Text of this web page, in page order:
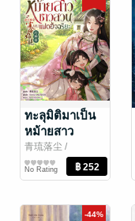
ทะลุมิติมาเป็น
หม้ายสาว
ชาวสวนของ
แฝดอัจฉริยะ
เล่ม 8
青琉落尘 /
Onlybook
นิยายรักจีนโบราณ
No Rating
-44%